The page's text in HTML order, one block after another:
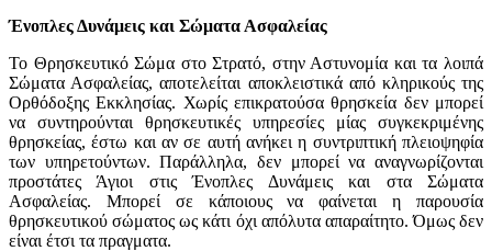
Ένοπλες Δυνάμεις και Σώματα Ασφαλείας
Το Θρησκευτικό Σώμα στο Στρατό, στην Αστυνομία και τα λοιπά
Σώματα Ασφαλείας, αποτελείται αποκλειστικά από κληρικούς της
Ορθόδοξης Εκκλησίας. Χωρίς επικρατούσα θρησκεία δεν μπορεί
να συντηρούνται θρησκευτικές υπηρεσίες μίας συγκεκριμένης
θρησκείας, έστω και αν σε αυτή ανήκει η συντριπτική πλειοψηφία
των υπηρετούντων. Παράλληλα, δεν μπορεί να αναγνωρίζονται
προστάτες Άγιοι στις Ένοπλες Δυνάμεις και στα Σώματα
Ασφαλείας. Μπορεί σε κάποιους να φαίνεται η παρουσία
θρησκευτικού σώματος ως κάτι όχι απόλυτα απαραίτητο. Όμως δεν
είναι έτσι τα πραγματα.